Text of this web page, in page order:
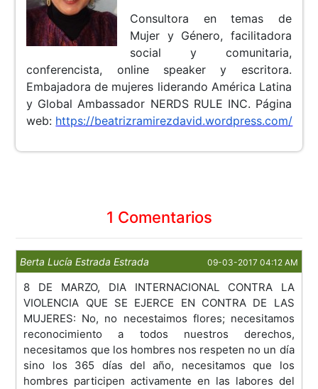
Consultora en temas de
Mujer y Género, facilitadora
social y comunitaria,
conferencista, online speaker y escritora.
Embajadora de mujeres liderando América Latina
y Global Ambassador NERDS RULE INC. Página
web: https://beatrizramirezdavid.wordpress.com/
1 Comentarios
Berta Lucía Estrada Estrada 09-03-2017 04:12 AM
8 DE MARZO, DIA INTERNACIONAL CONTRA LA
VIOLENCIA QUE SE EJERCE EN CONTRA DE LAS
MUJERES: No, no necestaimos flores; necesitamos
reconocimiento a todos nuestros derechos,
necesitamos que los hombres nos respeten no un día
sino los 365 días del año, necesitamos que los
hombres participen activamente en las labores del